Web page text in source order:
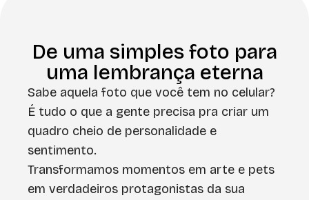
De uma simples foto para
uma lembrança eterna
Sabe aquela foto que você tem no celular?
É tudo o que a gente precisa pra criar um
quadro cheio de personalidade e
sentimento.
Transformamos momentos em arte e pets
em verdadeiros protagonistas da sua